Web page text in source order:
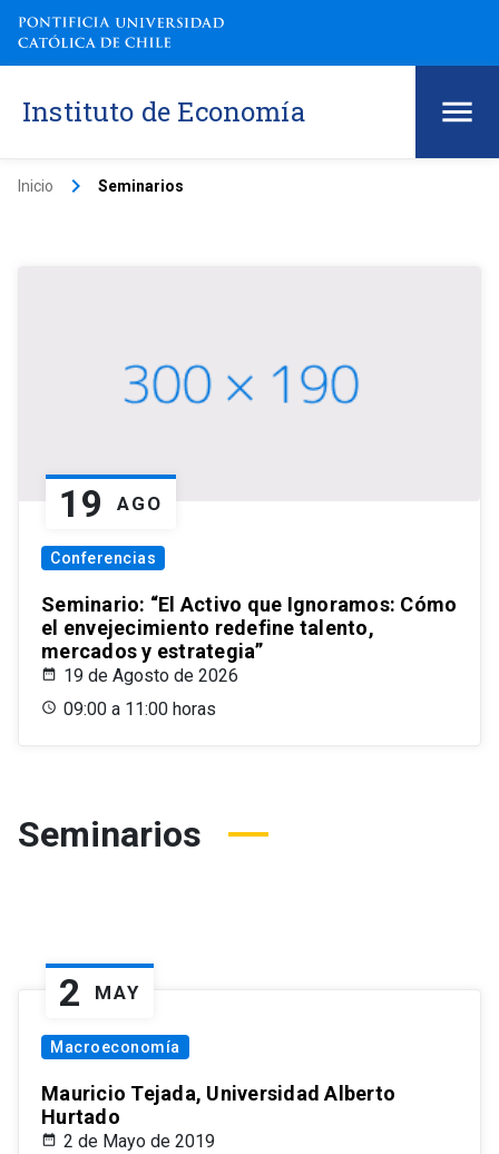
Instituto de Economía
Inicio keyboard_arrow_right Seminarios
19 AGO
Conferencias
Seminario: “El Activo que Ignoramos: Cómo
el envejecimiento redefine talento,
mercados y estrategia”
19 de Agosto de 2026
09:00 a 11:00 horas
Seminarios
2 MAY
Macroeconomía
Mauricio Tejada, Universidad Alberto
Hurtado
2 de Mayo de 2019